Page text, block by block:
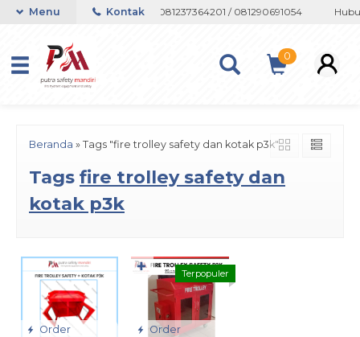
Whatsapp 082133767508 / 081237364201 / 081290691054
Menu Kontak
0
Beranda » Tags "fire trolley safety dan kotak p3k"
Tags fire trolley safety dan
kotak p3k
Order
Order
Terpopuler
✚